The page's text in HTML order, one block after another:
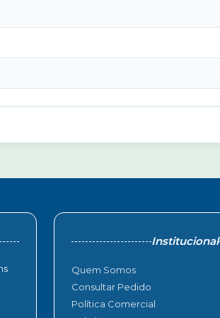
Institucional
Quem Somos
Consultar Pedido
Política Comercial